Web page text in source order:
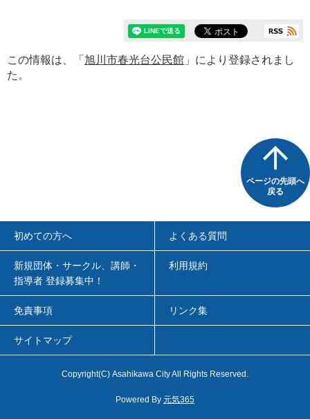
この情報は、「 旭川市春光台公民館 」により登録されまし
た。
ページの先頭へ
戻る
初めての方へ よくある質問
新規団体・サークル、講師・
指導者 登録募集中！
利用規約
免責事項 リンク集
サイトマップ
Copyright(C) Asahikawa City All Rights Reserved.
Powered By 元気365